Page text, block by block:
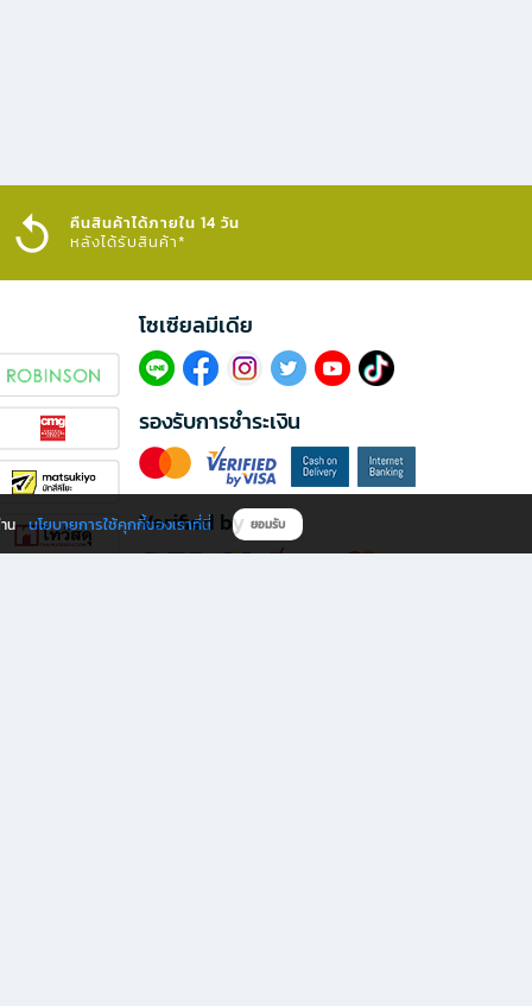
คืนสินค้าได้ภายใน 14 วัน
หลังได้รับสินค้า*
โซเซียลมีเดีย​
รองรับการชำระเงิน
Verified by
น นโยบายการใช้คุกกี้ของเราที่นี่ ยอมรับ